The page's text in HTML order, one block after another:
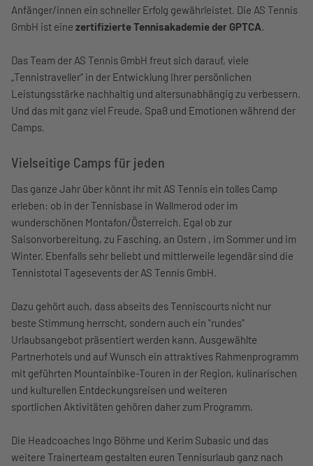
Anfänger/innen ein schneller Erfolg gewährleistet. Die AS Tennis
GmbH ist eine zertifizierte Tennisakademie der GPTCA
Das Team der AS Tennis GmbH freut sich darauf, viele
„Tennistraveller“ in der Entwicklung Ihrer persönlichen
Leistungsstärke nachhaltig und altersunabhängig zu verbessern.
Und das mit ganz viel Freude, Spaß und Emotionen während der
Camps.
Vielseitige Camps für jeden
Das ganze Jahr über könnt ihr mit AS Tennis ein tolles Camp
erleben: ob in der Tennisbase in Wallmerod oder im
wunderschönen Montafon/Österreich. Egal ob zur
Saisonvorbereitung, zu Fasching, an Ostern , im Sommer und im
Winter. Ebenfalls sehr beliebt und mittlerweile legendär sind die
Tennistotal Tagesevents der AS Tennis GmbH.
Dazu gehört auch, dass abseits des Tenniscourts nicht nur
beste Stimmung herrscht, sondern auch ein "rundes"
Urlaubsangebot präsentiert werden kann. Ausgewählte
Partnerhotels und auf Wunsch ein attraktives Rahmenprogramm
mit geführten Mountainbike-Touren in der Region, kulinarischen
und kulturellen Entdeckungsreisen und weiteren
sportlichen Aktivitäten gehören daher zum Programm.
Die Headcoaches Ingo Böhme und Kerim Subasic und das
weitere Trainerteam gestalten euren Tennisurlaub ganz nach